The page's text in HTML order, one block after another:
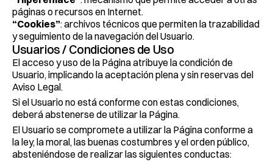
páginas o recursos en Internet.
“Cookies”: archivos técnicos que permiten la trazabilidad
y seguimiento de la navegación del Usuario.
Usuarios / Condiciones de Uso
El acceso y uso de la Página atribuye la condición de
Usuario, implicando la aceptación plena y sin reservas del
Aviso Legal.
Si el Usuario no está conforme con estas condiciones,
deberá abstenerse de utilizar la Página.
El Usuario se compromete a utilizar la Página conforme a
la ley, la moral, las buenas costumbres y el orden público,
absteniéndose de realizar las siguientes conductas: